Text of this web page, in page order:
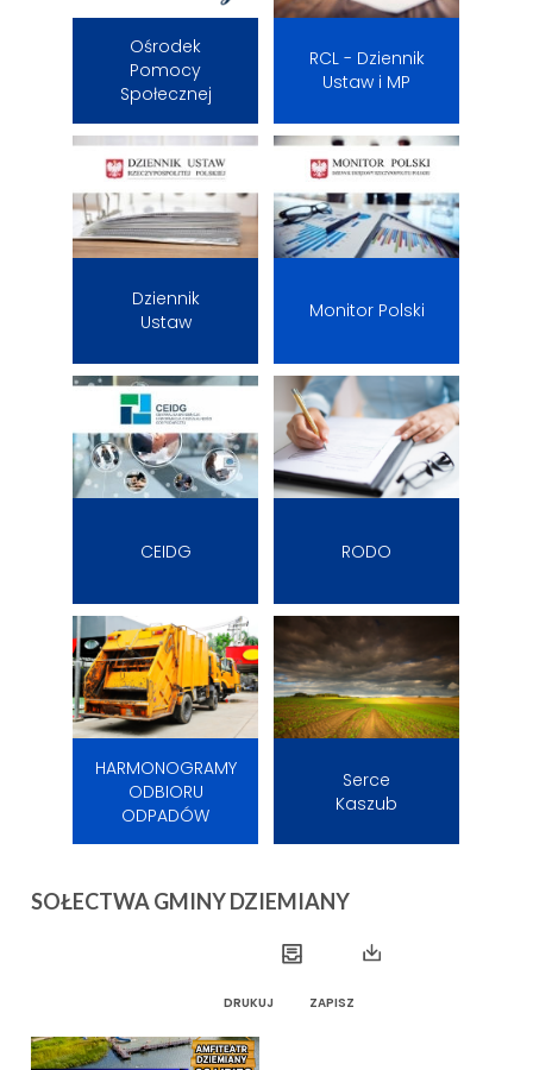
Ośrodek
Pomocy
Społecznej
RCL - Dziennik
Ustaw i MP
Dziennik
Ustaw
Monitor Polski
CEIDG RODO
HARMONOGRAMY
ODBIORU
ODPADÓW
Serce
Kaszub
SOŁECTWA GMINY DZIEMIANY
DRUKUJ ZAPISZ